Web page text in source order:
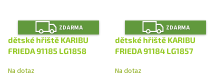
Z
D
A
R
M
ZDARMA
dětské hřiště KARIBU
FRIEDA 91185 LG1858
Na dotaz
Z
D
A
R
M
ZDARMA
dětské hřiště KARIBU
FRIEDA 91184 LG1857
Na dotaz